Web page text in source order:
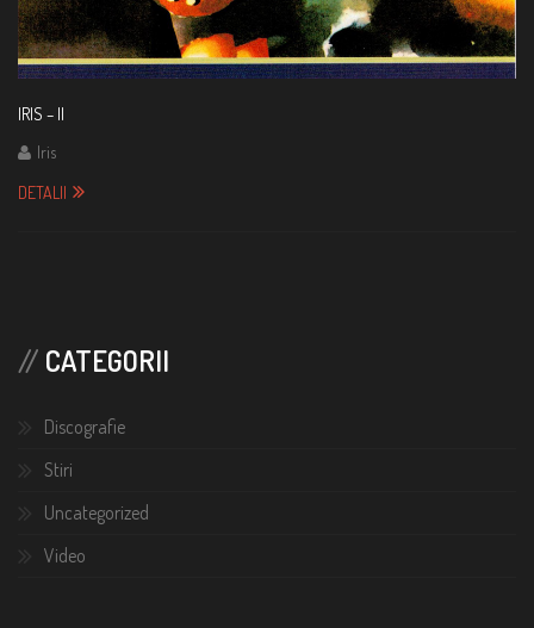
IRIS – II
Iris
DETALII
CATEGORII
Discografie
Stiri
Uncategorized
Video